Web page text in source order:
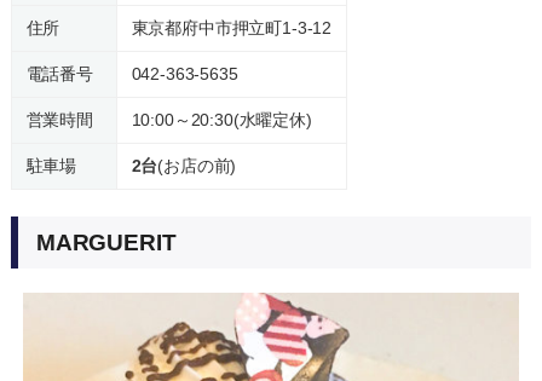
住所 東京都府中市押立町1-3-12
電話番号 042-363-5635
営業時間 10:00～20:30(水曜定休)
駐車場 2台(お店の前)
MARGUERIT